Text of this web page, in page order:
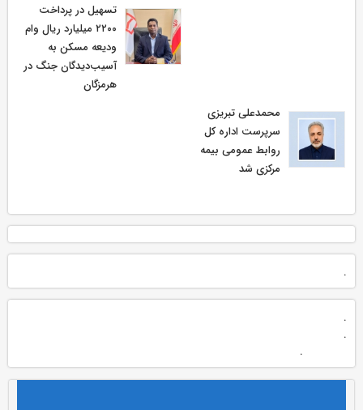
تسهیل در پرداخت
۲۲۰۰ میلیارد ریال وام
ودیعه مسکن به
آسیب‌دیدگان جنگ در
هرمزگان
محمدعلی تبریزی
سرپرست اداره كل
روابط عمومی بیمه
مركزی شد
.
.
.
.